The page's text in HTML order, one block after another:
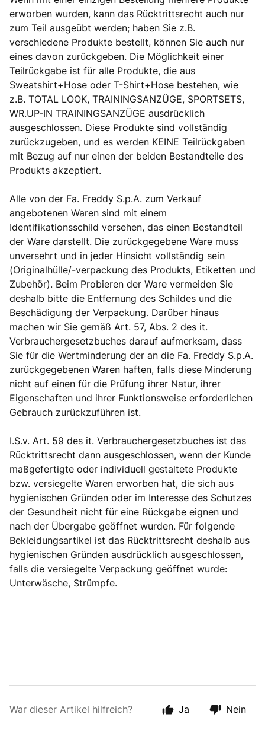
erworben wurden, kann das Rücktrittsrecht auch nur
zum Teil ausgeübt werden; haben Sie z.B.
verschiedene Produkte bestellt, können Sie auch nur
eines davon zurückgeben. Die Möglichkeit einer
Teilrückgabe ist für alle Produkte, die aus
Sweatshirt+Hose oder T-Shirt+Hose bestehen, wie
z.B. TOTAL LOOK, TRAININGSANZÜGE, SPORTSETS,
WR.UP-IN TRAININGSANZÜGE ausdrücklich
ausgeschlossen. Diese Produkte sind vollständig
zurückzugeben, und es werden KEINE Teilrückgaben
mit Bezug auf nur einen der beiden Bestandteile des
Produkts akzeptiert.
Alle von der Fa. Freddy S.p.A. zum Verkauf
angebotenen Waren sind mit einem
Identifikationsschild versehen, das einen Bestandteil
der Ware darstellt. Die zurückgegebene Ware muss
unversehrt und in jeder Hinsicht vollständig sein
(Originalhülle/-verpackung des Produkts, Etiketten und
Zubehör). Beim Probieren der Ware vermeiden Sie
deshalb bitte die Entfernung des Schildes und die
Beschädigung der Verpackung. Darüber hinaus
machen wir Sie gemäß Art. 57, Abs. 2 des it.
Verbrauchergesetzbuches darauf aufmerksam, dass
Sie für die Wertminderung der an die Fa. Freddy S.p.A.
zurückgegebenen Waren haften, falls diese Minderung
nicht auf einen für die Prüfung ihrer Natur, ihrer
Eigenschaften und ihrer Funktionsweise erforderlichen
Gebrauch zurückzuführen ist.
I.S.v. Art. 59 des it. Verbrauchergesetzbuches ist das
Rücktrittsrecht dann ausgeschlossen, wenn der Kunde
maßgefertigte oder individuell gestaltete Produkte
bzw. versiegelte Waren erworben hat, die sich aus
hygienischen Gründen oder im Interesse des Schutzes
der Gesundheit nicht für eine Rückgabe eignen und
nach der Übergabe geöffnet wurden. Für folgende
Bekleidungsartikel ist das Rücktrittsrecht deshalb aus
hygienischen Gründen ausdrücklich ausgeschlossen,
falls die versiegelte Verpackung geöffnet wurde:
Unterwäsche, Strümpfe.
War dieser Artikel hilfreich? Ja Nein